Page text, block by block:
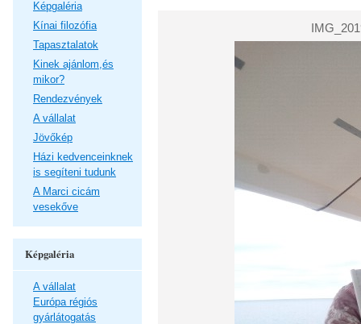
Képgaléria
Kínai filozófia
Tapasztalatok
Kinek ajánlom,és
mikor?
Rendezvények
A vállalat
Jövőkép
Házi kedvenceinknek
is segíteni tudunk
A Marci cicám
vesekőve
Képgaléria
A vállalat
Európa régiós
gyárlátogatás